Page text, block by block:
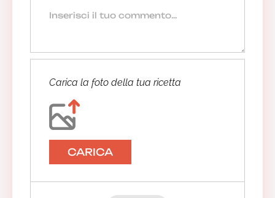
Carica la foto della tua ricetta
CARICA